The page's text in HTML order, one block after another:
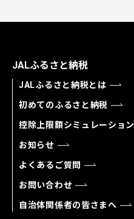
JALふるさと納税
JALふるさと納税とは
初めてのふるさと納税
控除上限額シミュレーション
お知らせ
よくあるご質問
お問い合わせ
自治体関係者の皆さまへ